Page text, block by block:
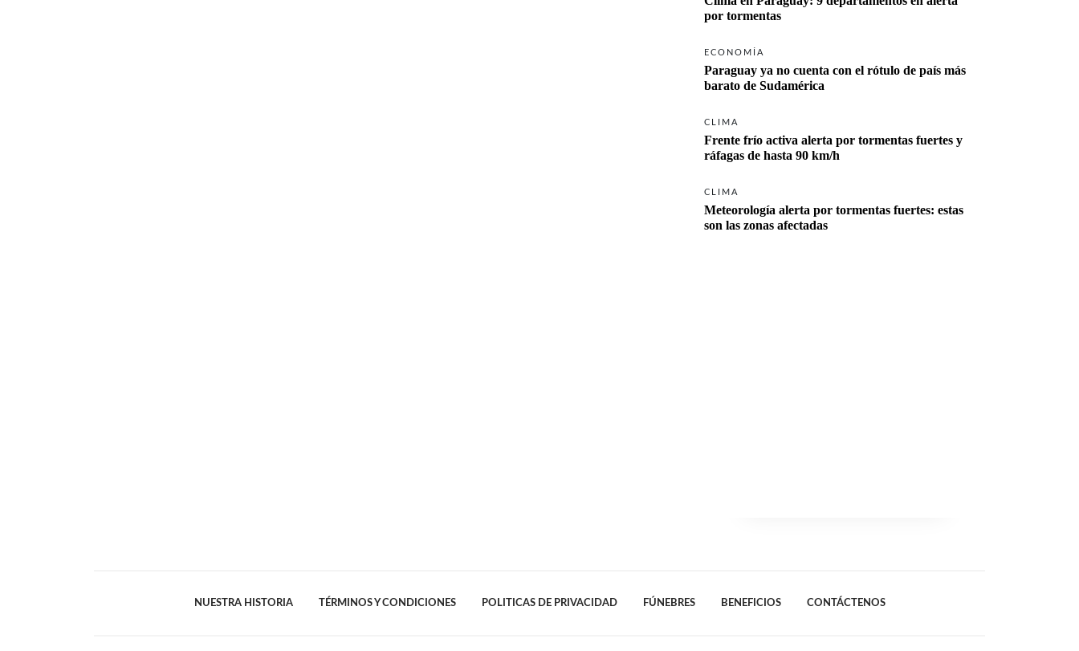
por tormentas
ECONOMÍA
Paraguay ya no cuenta con el rótulo de país más
barato de Sudamérica
CLIMA
Frente frío activa alerta por tormentas fuertes y
ráfagas de hasta 90 km/h
CLIMA
Meteorología alerta por tormentas fuertes: estas
son las zonas afectadas
NUESTRA HISTORIA TÉRMINOS Y CONDICIONES POLITICAS DE PRIVACIDAD FÚNEBRES BENEFICIOS CONTÁCTENOS